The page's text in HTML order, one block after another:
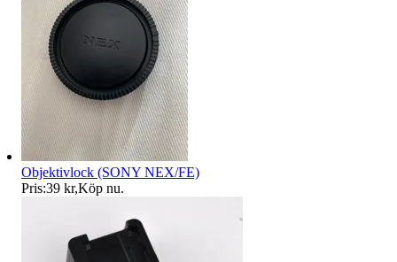
Objektivlock (SONY NEX/FE)
Pris:39 kr,Köp nu.